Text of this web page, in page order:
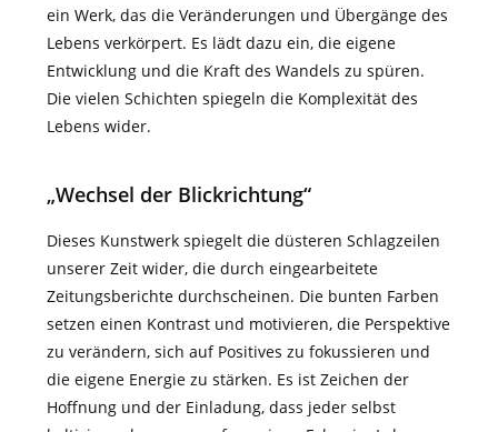
ein Werk, das die Veränderungen und Übergänge des
Lebens verkörpert. Es lädt dazu ein, die eigene
Entwicklung und die Kraft des Wandels zu spüren.
Die vielen Schichten spiegeln die Komplexität des
Lebens wider.
„Wechsel der Blickrichtung“
Dieses Kunstwerk spiegelt die düsteren Schlagzeilen
unserer Zeit wider, die durch eingearbeitete
Zeitungsberichte durchscheinen. Die bunten Farben
setzen einen Kontrast und motivieren, die Perspektive
zu verändern, sich auf Positives zu fokussieren und
die eigene Energie zu stärken. Es ist Zeichen der
Hoffnung und der Einladung, dass jeder selbst